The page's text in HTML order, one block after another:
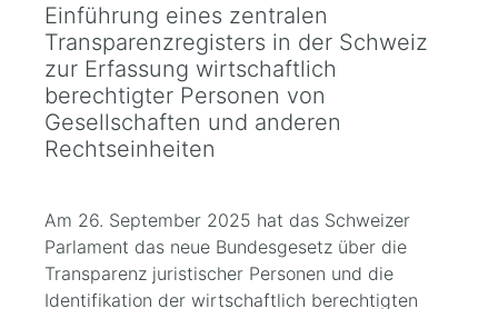
Einführung eines zentralen
Transparenzregisters in der Schweiz
zur Erfassung wirtschaftlich
berechtigter Personen von
Gesellschaften und anderen
Rechtseinheiten
Am 26. September 2025 hat das Schweizer
Parlament das neue Bundesgesetz über die
Transparenz juristischer Personen und die
Identifikation der wirtschaftlich berechtigten